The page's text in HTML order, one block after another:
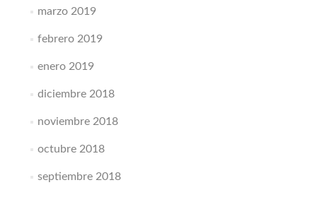
marzo 2019
febrero 2019
enero 2019
diciembre 2018
noviembre 2018
octubre 2018
septiembre 2018